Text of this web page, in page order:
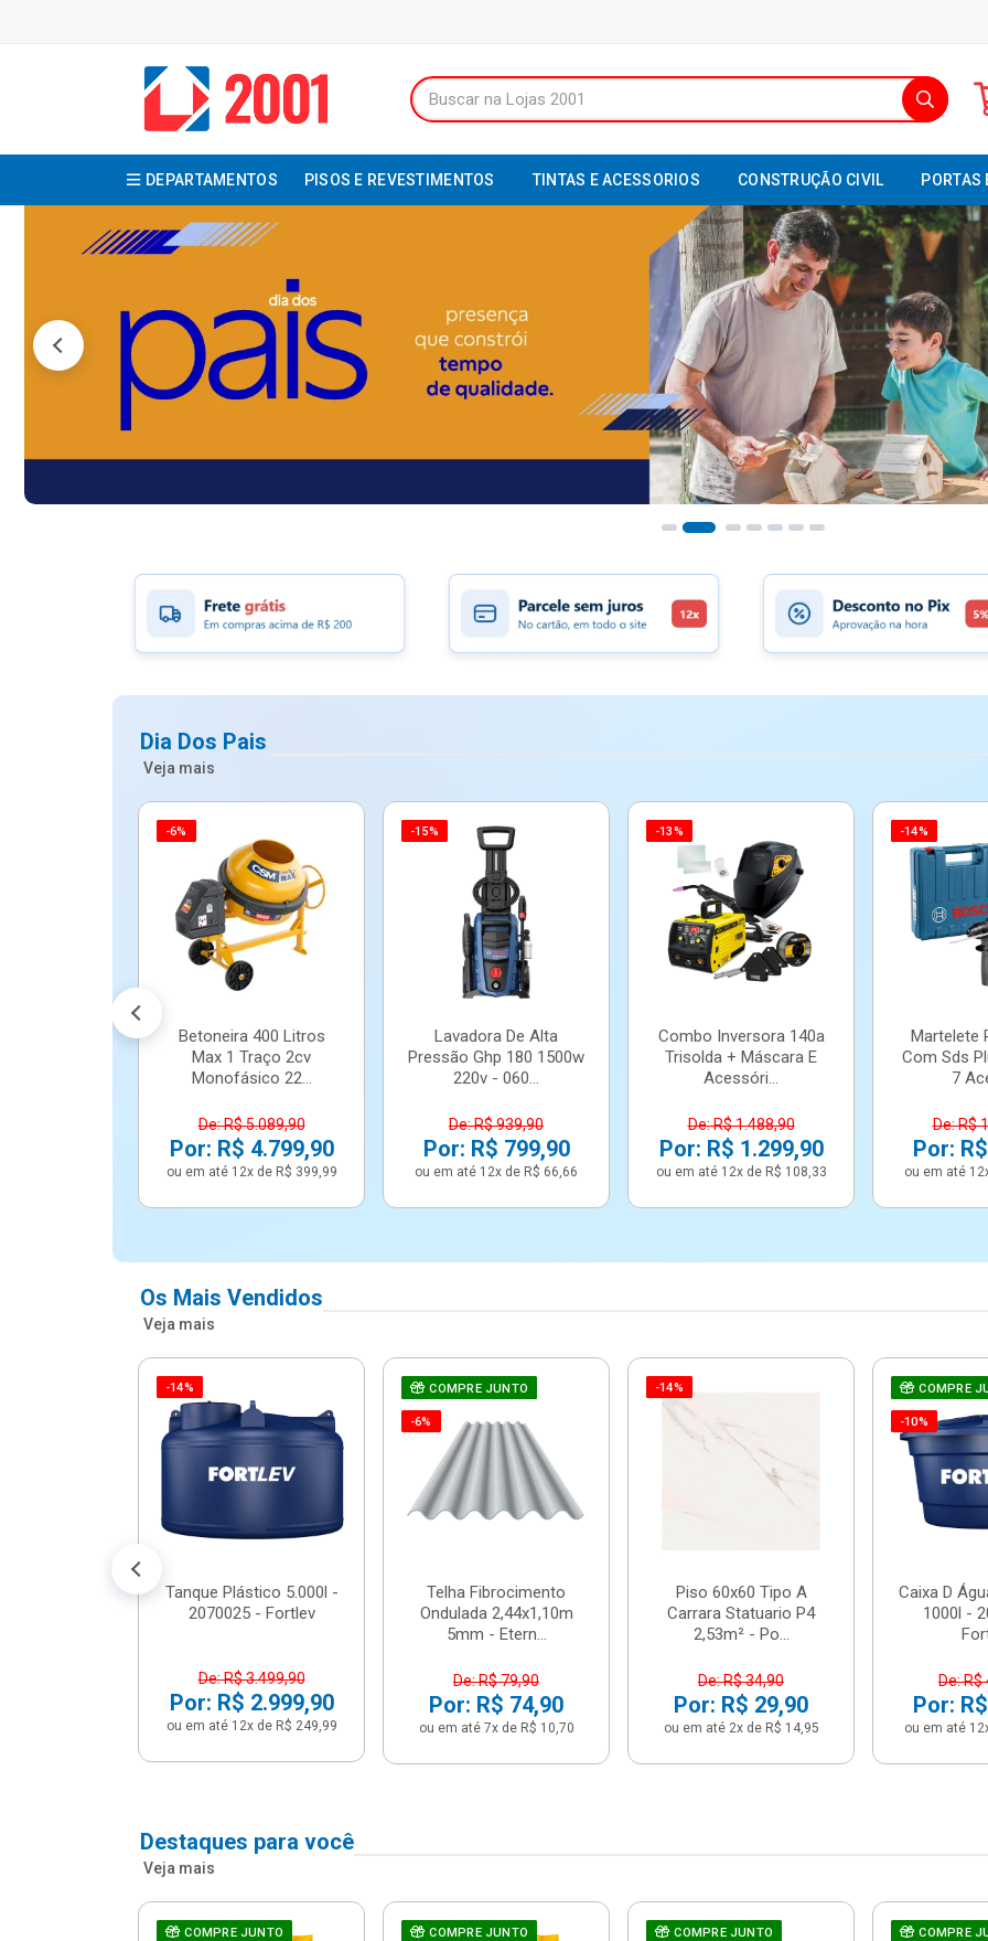
DEPARTAMENTOS PISOS E REVESTIMENTOS TINTAS E ACESSORIOS CONSTRUÇÃO CIVIL PORTAS
Dia Dos Pais
Veja mais
-6%
Betoneira 400 Litros
Max 1 Traço 2cv
Monofásico 22...
De: R$ 5.089,90
Por: R$ 4.799,90
ou em até 12x de R$ 399,99
-15%
Lavadora De Alta
Pressão Ghp 180 1500w
220v - 060...
De: R$ 939,90
Por: R$ 799,90
ou em até 12x de R$ 66,66
-13%
Combo Inversora 140a
Trisolda + Máscara E
Acessóri...
De: R$ 1.488,90
Por: R$ 1.299,90
ou em até 12x de R$ 108,33
-14%
Martelete
Com Sds
7
De: R$
Por:
ou em até
Os Mais Vendidos
Veja mais
-14%
Tanque Plástico 5.000l -
2070025 - Fortlev
De: R$ 3.499,90
Por: R$ 2.999,90
ou em até 12x de R$ 249,99
COMPRE JUNTO
-6%
Telha Fibrocimento
Ondulada 2,44x1,10m
5mm - Etern...
De: R$ 79,90
Por: R$ 74,90
ou em até 7x de R$ 10,70
-14%
Piso 60x60 Tipo A
Carrara Statuario P4
2,53m² - Po...
De: R$ 34,90
Por: R$ 29,90
ou em até 2x de R$ 14,95
COMPRE
-10%
Caixa D
1000l -
De: R$
Por:
ou em até
Destaques para você
Veja mais
COMPRE JUNTO COMPRE JUNTO COMPRE JUNTO COMPRE